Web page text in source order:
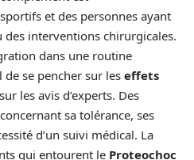
et des personnes ayant
des interventions chirurgicales.
dans une routine
se pencher sur les effets
les avis d’experts. Des
sa tolérance, ses
d’un suivi médical. La
qui entourent le Proteochoc